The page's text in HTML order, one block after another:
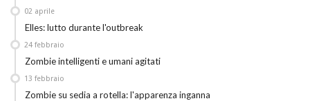
Elles: lutto durante l'outbreak
02 aprile
Zombie intelligenti e umani agitati
24 febbraio
Zombie su sedia a rotella: l'apparenza inganna
13 febbraio